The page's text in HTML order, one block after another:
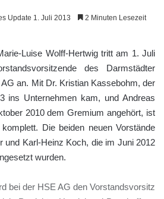
Update 1. Juli 2013 2 Minuten Lesezeit
Luise Wolff-Hertwig tritt am 1. Juli
des Darmstädter
an. Mit Dr. Kristian Kassebohm, der
ins Unternehmen kam, und Andreas
2010 dem Gremium angehört, ist
Die beiden neuen Vorstände
und Karl-Heinz Koch, die im Juni 2012
wurden.
bei der HSE AG den Vorstandsvorsitz